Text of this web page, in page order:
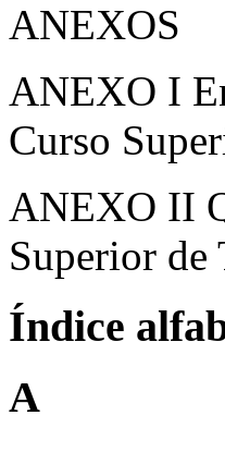
ANEXOS
ANEXO I
Curso
ANEXO II
Superior de
Índice
A